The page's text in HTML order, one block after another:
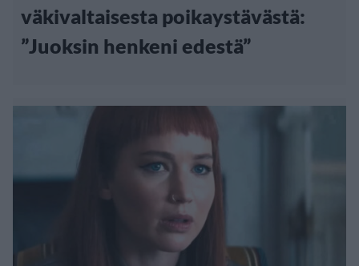
väkivaltaisesta poikaystävästä:
”Juoksin henkeni edestä”